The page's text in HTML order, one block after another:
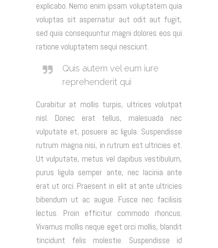
explicabo. Nemo enim ipsam voluptatem quia
voluptas sit aspernatur aut odit aut fugit,
sed quia consequuntur magni dolores eos qui
ratione voluptatem sequi nesciunt.
Quis autem vel eum iure
reprehenderit qui
Curabitur at mollis turpis, ultrices volutpat
nisl. Donec erat tellus, malesuada nec
vulputate et, posuere ac ligula. Suspendisse
rutrum magna nisi, in rutrum est ultricies et.
Ut vulputate, metus vel dapibus vestibulum,
purus ligula semper ante, nec lacinia ante
erat ut orci. Praesent in elit at ante ultricies
bibendum ut ac augue. Fusce nec facilisis
lectus. Proin efficitur commodo rhoncus.
Vivamus mollis neque eget orci mollis, blandit
tincidunt felis molestie. Suspendisse id